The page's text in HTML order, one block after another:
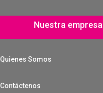
Nuestra empresa
Quienes Somos
Contáctenos